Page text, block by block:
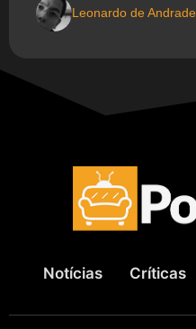
Leonardo de Andrade
Notícias Críticas